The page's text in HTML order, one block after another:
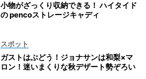
小物がざっくり収納できる！ ハイタイド
の pencoストレージキャディ
スポット
ガストはぶどう！ジョナサンは和梨×マ
ロン！迷いまくりな秋デザート勢ぞろい